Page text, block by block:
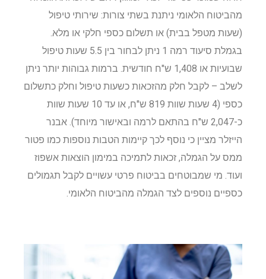
מהביטוח הלאומי ניתנת בשתי צורות: שירותי טיפול
(שעות מטפל בבית) או תשלום כספי חלקי או מלא.
בגמלת סיעוד רמה 1 ניתן לבחור בין 5.5 שעות טיפול
שבועיות או 1,408 ש"ח חודשית. ברמות גבוהות יותר ניתן
לשלב – לקבל חלק מהזכאות כשעות טיפול וחלק כתשלום
כספי (4 שעות שוות 819 ש"ח, או עד 10 שעות שוות
כ-2,047 ש"ח בהתאם לרמה ובאישור מיוחד). אבנר
הייזלר מציין כי נוסף לכך קיימות הטבות נוספות כמו פטור
ממס על הגמלה, זכאות לתמיכה במימון הוצאות אשפוז
ועוד. מי שמבוטחים בביטוח פרטי עשויים לקבל תגמולים
כספיים נוספים לצד הגמלה מהביטוח הלאומי.